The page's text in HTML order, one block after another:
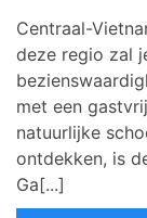
Centraal-
deze regio zal
met een
natuurlijke
ontdekken, is
Ga[...]